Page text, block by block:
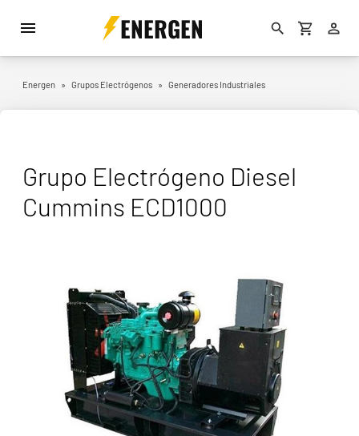
ENERGEN
Energen » Grupos Electrógenos » Generadores Industriales
Grupo Electrógeno Diesel
Cummins ECD1000